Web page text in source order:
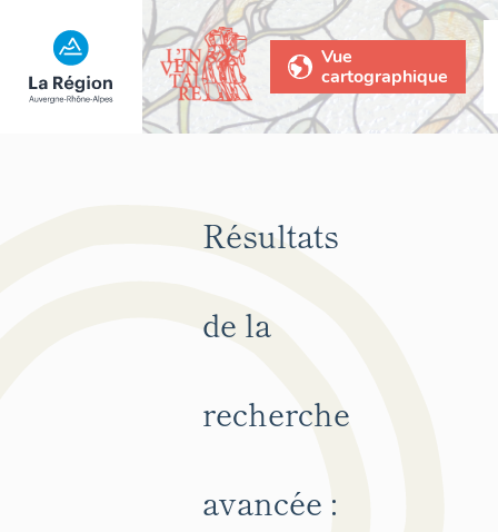
Vue
cartographique
Résultats
de la
recherche
avancée :